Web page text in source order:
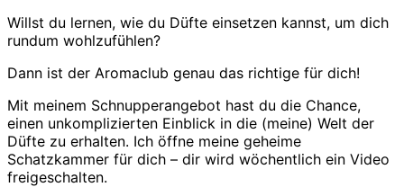
Willst du lernen, wie du Düfte einsetzen kannst, um dich
rundum wohlzufühlen?
Dann ist der Aromaclub genau das richtige für dich!
Mit meinem Schnupperangebot hast du die Chance,
einen unkomplizierten Einblick in die (meine) Welt der
Düfte zu erhalten. Ich öffne meine geheime
Schatzkammer für dich – dir wird wöchentlich ein Video
freigeschalten.